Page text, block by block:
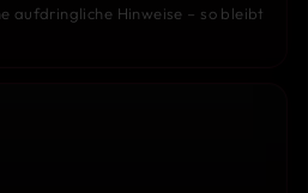
aufdringliche Hinweise – so bleibt